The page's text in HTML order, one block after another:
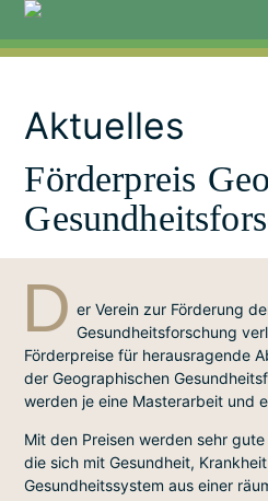
Skip
content
Aktuelles
Förderpreis
D er Verein zur Förderung
Gesundheitsforschung
Förderpreise für herausragende
der Geographischen
werden je eine Masterarbeit und
Mit den Preisen werden sehr
die sich mit Gesundheit,
Gesundheitssystem aus einer